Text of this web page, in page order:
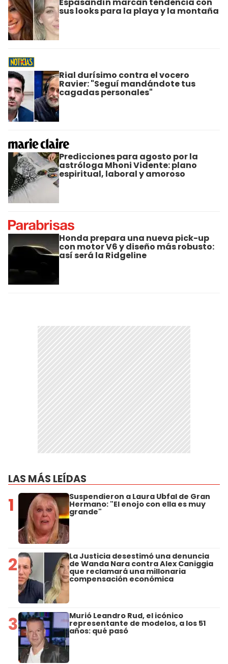
sus looks para la playa y la montaña
Rial durísimo contra el vocero
Ravier: "Seguí mandándote tus
cagadas personales"
Predicciones para agosto por la
astróloga Mhoni Vidente: plano
espiritual, laboral y amoroso
Honda prepara una nueva pick-up
con motor V6 y diseño más robusto:
así será la Ridgeline
LAS MÁS LEÍDAS
1 Suspendieron a Laura Ubfal de Gran
Hermano: "El enojo con ella es muy
grande"
2 La Justicia desestimó una denuncia
de Wanda Nara contra Alex Caniggia
que reclamará una millonaria
compensación económica
3 Murió Leandro Rud, el icónico
representante de modelos, a los 51
años: qué pasó